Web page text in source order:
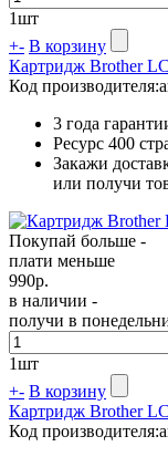
1шт
+- В корзину
Картридж Brother
Код производителя:
3 года
Ресурс 400
Закажи
или получи
Покупай больше -
плати меньше
990р.
в наличии -
получи в
1шт
+- В корзину
Картридж Brother
Код производителя: